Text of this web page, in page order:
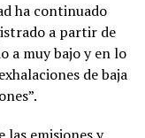
ha continuado
a partir de
a muy bajo y en lo
de baja